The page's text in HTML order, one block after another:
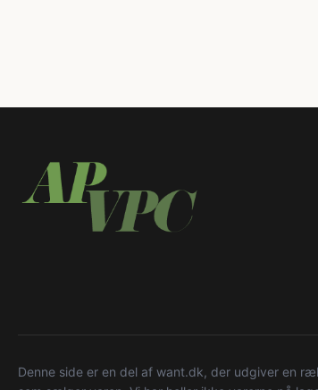
Denne side er en del af want.dk, der udgiver en